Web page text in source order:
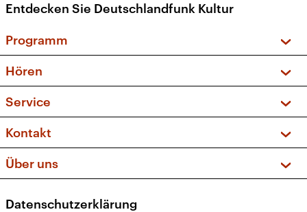
Entdecken Sie Deutschlandfunk Kultur
Programm
Sendungen und Podcasts
Musikliste
Kakadu – Das Kinderprogramm
Hören
Frequenzen (UKW + DAB+)
Service
FAQ
Apps
Newsletter
Kontakt
Social Media
Über uns
Datenschutzerklärung